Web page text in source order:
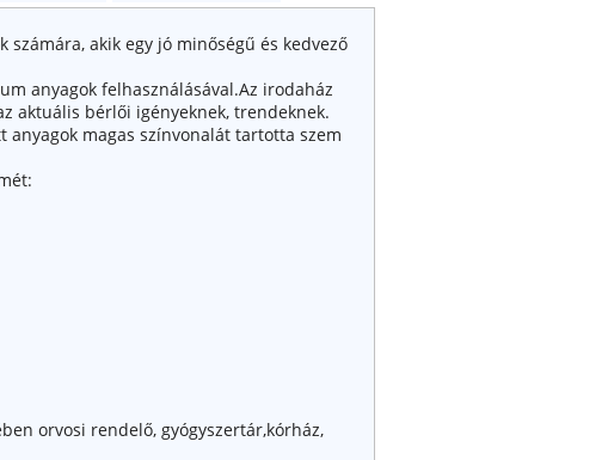
akik egy jó minőségű és kedvező
anyagok felhasználásával.Az irodaház
aktuális bérlői igényeknek, trendeknek.
magas színvonalát tartotta szem
orvosi rendelő, gyógyszertár,kórház,